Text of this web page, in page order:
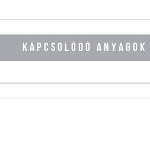
KAPCSOLÓDÓ ANYAGOK